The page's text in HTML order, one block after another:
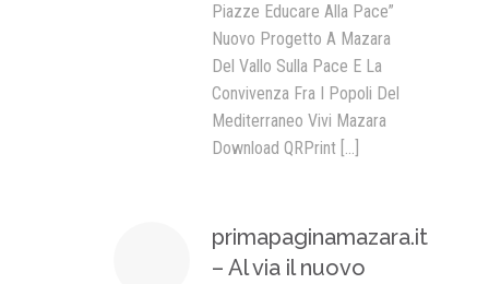
Piazze Educare Alla Pace”
Nuovo Progetto A Mazara
Del Vallo Sulla Pace E La
Convivenza Fra I Popoli Del
Mediterraneo Vivi Mazara
Download QRPrint [...]
primapaginamazara.it
– Al via il nuovo